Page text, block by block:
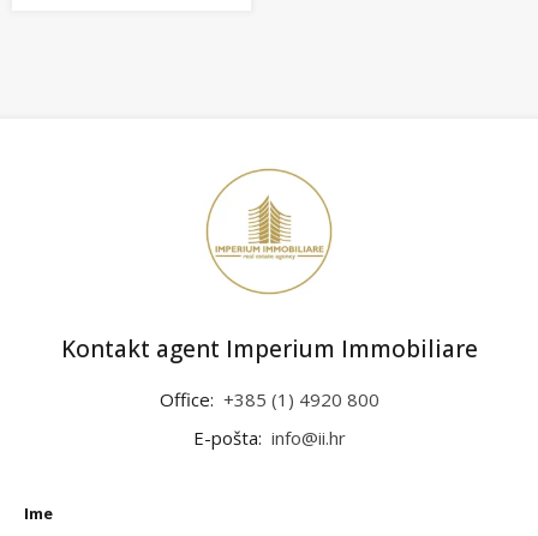
Kontakt agent Imperium Immobiliare
Office: +385 (1) 4920 800
E-pošta: info@ii.hr
Ime